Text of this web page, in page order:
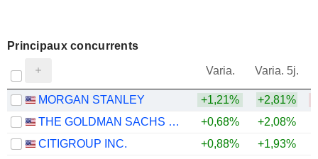
Principaux concurrents
Varia. Varia. 5j.
MORGAN STANLEY
+1,21% +2,81%
THE GOLDMAN SACHS GROUP, INC.
+0,68% +2,08%
CITIGROUP INC.
+0,88% +1,93%